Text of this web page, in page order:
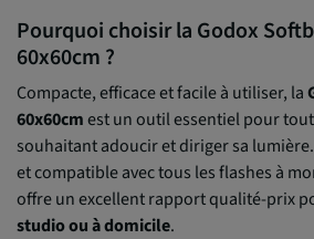
Pourquoi choisir la Godox
60x60cm ?
Compacte, efficace et facile à utiliser, la
60x60cmest un outil essentiel pour
souhaitant adoucir et diriger sa
et compatible avec tous les flashes à
offre un excellent rapport qualité-prix
studio ou à domicile.